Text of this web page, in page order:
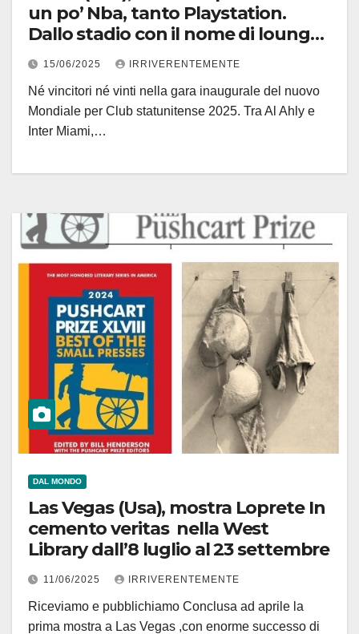
un po’ Nba, tanto Playstation.
Dallo stadio con il nome di lounge
bar, all’arbitro con la bodycam,
c’era una volta il calcio… . E per la
cronaca nella gara inaugurale
finisce 0-0
15/06/2025 IRRIVERENTEMENTE
Né vincitori né vinti nella gara inaugurale del nuovo
Mondiale per Club statunitense 2025. Tra Al Ahly e
Inter Miami,…
DAL MONDO
Las Vegas (Usa), mostra Loprete In
cemento veritas nella West
Library dall’8 luglio al 23 settembre
11/06/2025 IRRIVERENTEMENTE
Riceviamo e pubblichiamo Conclusa ad aprile la
prima mostra a Las Vegas ,con enorme successo di